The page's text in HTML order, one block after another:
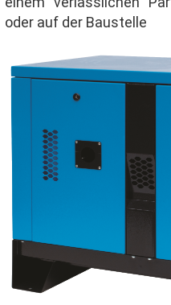
oder auf der Baustelle